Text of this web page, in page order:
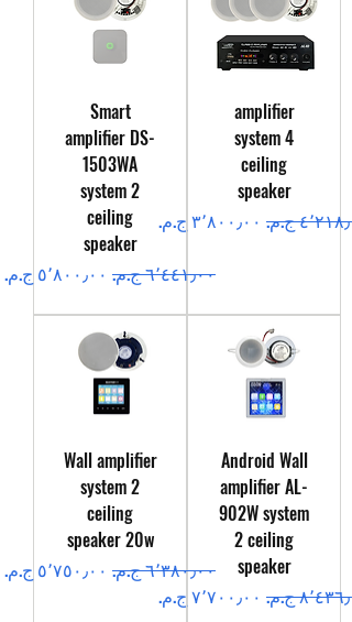
amplifier
system 4
ceiling
speaker
عادي
سعر البيع
Smart
amplifier DS-
1503WA
system 2
ceiling
speaker
سعر عادي
سعر البيع
Android Wall
amplifier AL-
902W system
2 ceiling
speaker
عادي
سعر البيع
Wall amplifier
system 2
ceiling
speaker 20w
سعر عادي
سعر البيع